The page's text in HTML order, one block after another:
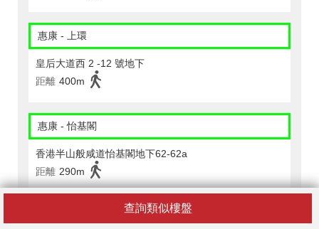
查詢類似樓盤
惠康 - 上環
皇后大道西 2 -12 號地下
距離 400m
惠康 - 怡基閣
香港半山般咸道怡基閣地下62-62a
距離 290m